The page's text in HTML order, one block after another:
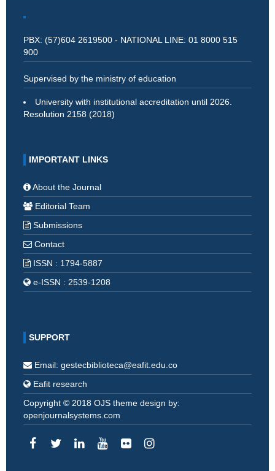
PBX: (57)604 2619500 - NATIONAL LINE: 01 8000 515
900
Supervised by the ministry of education
University with institutional accreditation until 2026.
Resolution 2158 (2018)
IMPORTANT LINKS
About the Journal
Editorial Team
Submissions
Contact
ISSN : 1794-5887
e-ISSN : 2539-1208
SUPPORT
Email: gestecbiblioteca@eafit.edu.co
Eafit research
Copyright © 2018 OJS theme design by:
openjournalsystems.com